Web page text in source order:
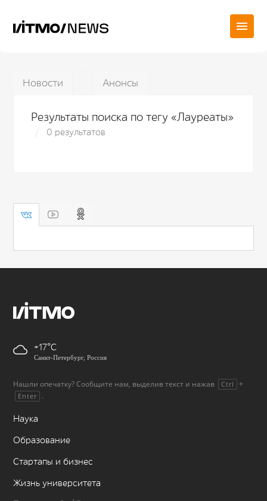
Новости Анонсы
Результаты поиска по тегу «Лауреаты»
0 результатов
+17
Санкт-Петербург, Россия
Нашли опечатку? Сообщите нам, выделив текст и нажав Ctrl +
Enter .
Наука
Образование
Стартапы и бизнес
Жизнь университета